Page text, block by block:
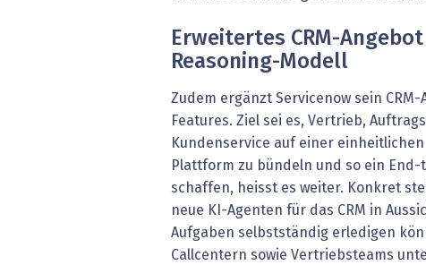
Erweitertes CRM-
Reasoning-Modell
Zudem ergänzt Servicenow sein
Features. Ziel sei es, Vertrieb,
Kundenservice auf einer einheitlichen
Plattform zu bündeln und so ein
schaffen, heisst es weiter. Konkret
neue KI-Agenten für das CRM in
Aufgaben selbstständig erledigen
Callcentern sowie Vertriebsteams